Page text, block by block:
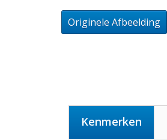
Originele Afbeelding
Kenmerken